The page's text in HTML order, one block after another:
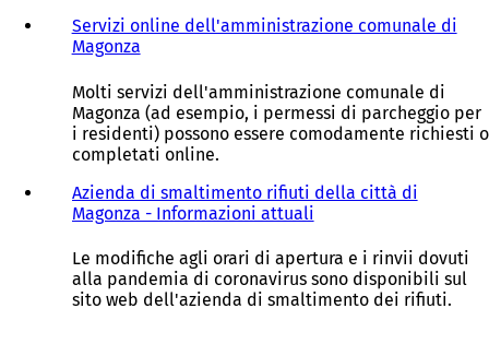
Servizi online dell'amministrazione comunale di
Magonza
Molti servizi dell'amministrazione comunale di
Magonza (ad esempio, i permessi di parcheggio per
i residenti) possono essere comodamente richiesti o
completati online.
Azienda di smaltimento rifiuti della città di
Magonza - Informazioni attuali
i
a
p
Le modifiche agli orari di apertura e i rinvii dovuti
alla pandemia di coronavirus sono disponibili sul
sito web dell'azienda di smaltimento dei rifiuti.